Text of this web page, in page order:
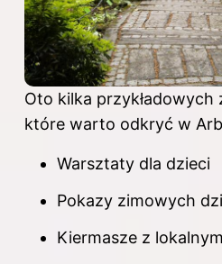
Oto kilka
które warto odkryć w
Warsztaty dla dzieci
Pokazy zimowych
Kiermasze z